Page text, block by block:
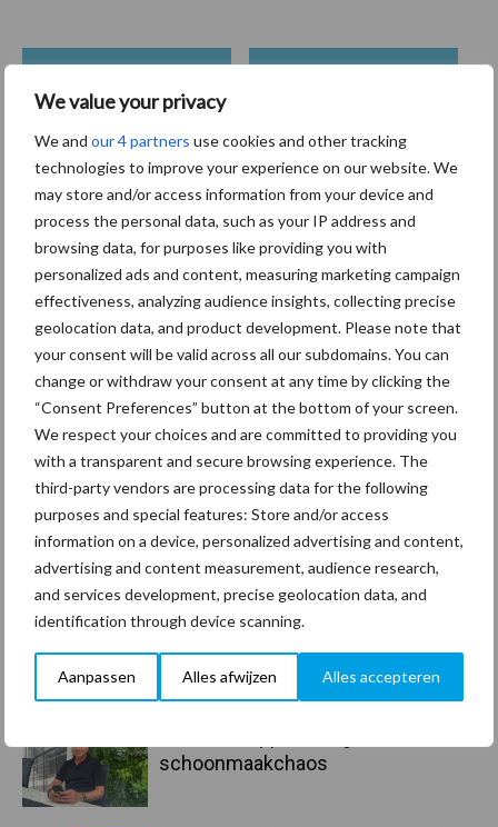
We value your privacy
We and our 4 partners use cookies and other tracking
technologies to improve your experience on our website. We
may store and/or access information from your device and
process the personal data, such as your IP address and
browsing data, for purposes like providing you with
personalized ads and content, measuring marketing campaign
effectiveness, analyzing audience insights, collecting precise
geolocation data, and product development. Please note that
your consent will be valid across all our subdomains. You can
change or withdraw your consent at any time by clicking the
“Consent Preferences” button at the bottom of your screen.
We respect your choices and are committed to providing you
with a transparent and secure browsing experience. The
third-party vendors are processing data for the following
purposes and special features: Store and/or access
information on a device, personalized advertising and content,
advertising and content measurement, audience research,
and services development, precise geolocation data, and
identification through device scanning.
Aanpassen Alles afwijzen Alles accepteren
Primaire
Sidebar
Recent nieuws Partner nieuws
30 dec
Hervorming flexibele
arbeidscontracten kent mitsen en
maren
29 dec
Freddy van de Ridder Cleaners:
“Glazenwassen zit in m’n bloed,
maar innoveren is mijn toekomst”
24 dec
Friendship Sports Centre maakt
vrienden voor het leven
schoonmaakchaos
Coronavirus
Toon meer